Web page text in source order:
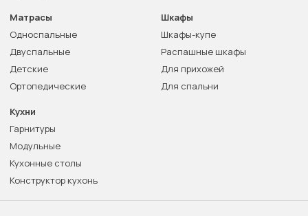
Матрасы
Односпальные
Двуспальные
Детские
Ортопедические
Шкафы
Шкафы-купе
Распашные шкафы
Для прихожей
Для спальни
Кухни
Гарнитуры
Модульные
Кухонные столы
Конструктор кухонь